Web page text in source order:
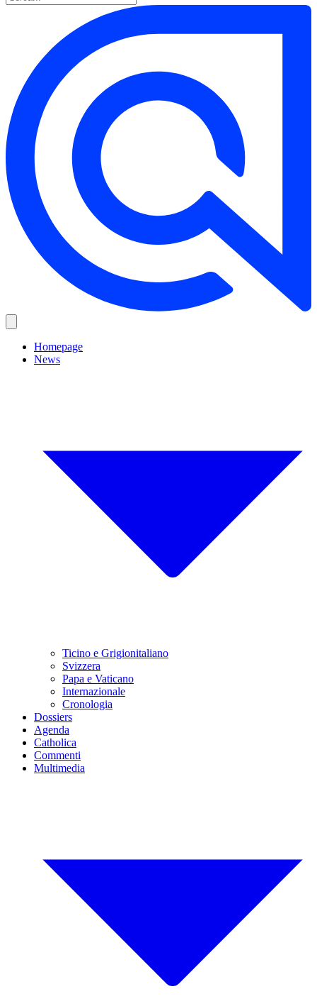
Homepage
News
Ticino e Grigionitaliano
Svizzera
Papa e Vaticano
Internazionale
Cronologia
Dossiers
Agenda
Catholica
Commenti
Multimedia